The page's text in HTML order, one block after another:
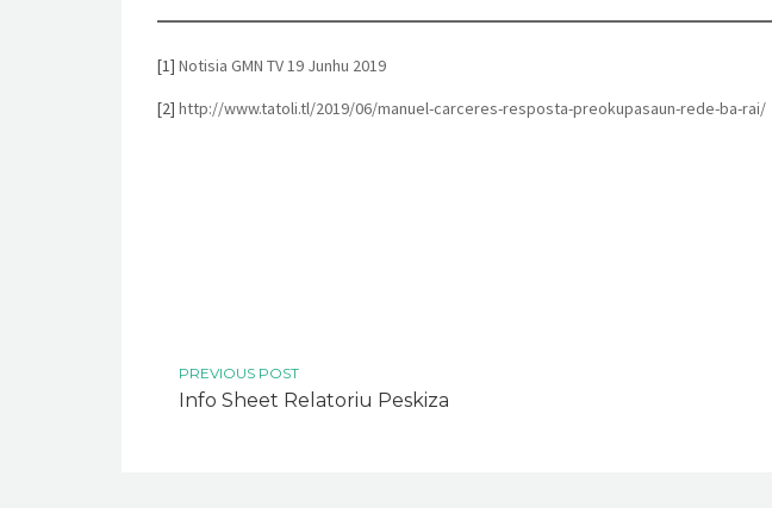
[1] Notisia GMN TV 19 Junhu 2019
[2] http://www.tatoli.tl/2019/06/manuel-carceres-resposta-preokupasaun-rede-ba-rai/
PREVIOUS POST
Info Sheet Relatoriu Peskiza